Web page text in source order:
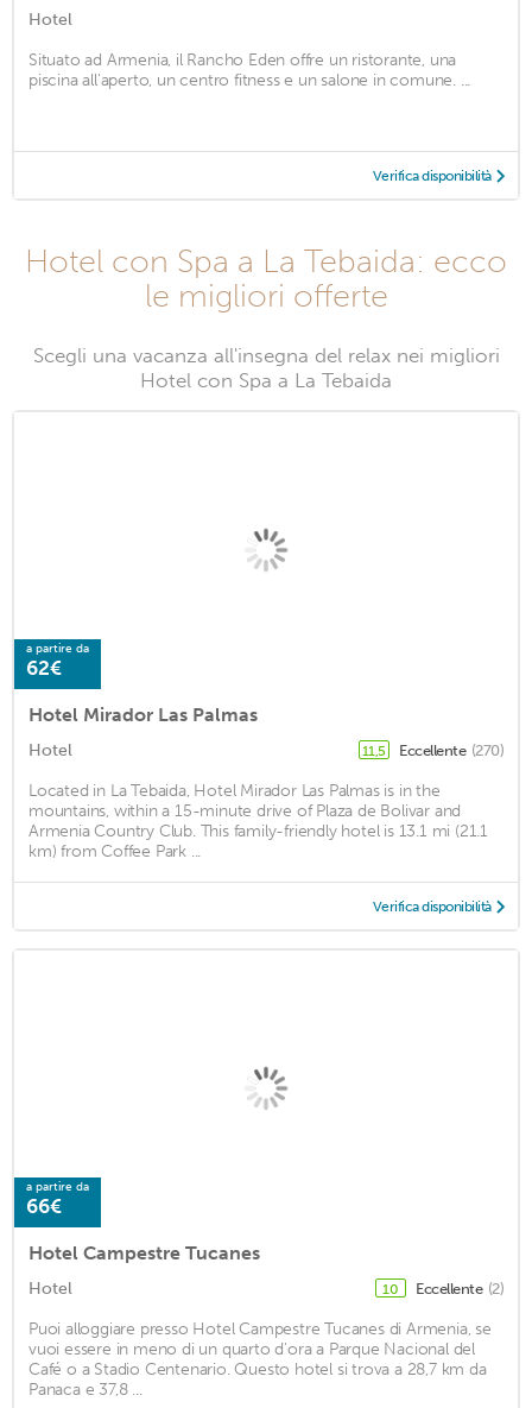
Hotel
Situato ad Armenia, il Rancho Eden offre un ristorante, una
piscina all'aperto, un centro fitness e un salone in comune. ...
Verifica disponibilità
Hotel con Spa a La Tebaida: ecco
le migliori offerte
Scegli una vacanza all'insegna del relax nei migliori
Hotel con Spa a La Tebaida
a partire da
62€
Hotel Mirador Las Palmas
Hotel 11,5 Eccellente (270)
Located in La Tebaida, Hotel Mirador Las Palmas is in the
mountains, within a 15-minute drive of Plaza de Bolivar and
Armenia Country Club. This family-friendly hotel is 13.1 mi (21.1
km) from Coffee Park ...
Verifica disponibilità
a partire da
66€
Hotel Campestre Tucanes
Hotel 10 Eccellente (2)
Puoi alloggiare presso Hotel Campestre Tucanes di Armenia, se
vuoi essere in meno di un quarto d'ora a Parque Nacional del
Café o a Stadio Centenario. Questo hotel si trova a 28,7 km da
Panaca e 37,8 ...